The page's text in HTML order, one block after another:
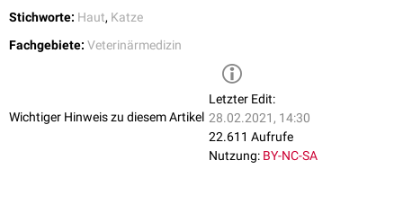
Fressen.
Stichworte: Haut, Katze
Fachgebiete: Veterinärmedizin
Wichtiger Hinweis zu diesem Artikel
Letzter Edit:
28.02.2021, 14:30
22.611 Aufrufe
Nutzung: BY-NC-SA